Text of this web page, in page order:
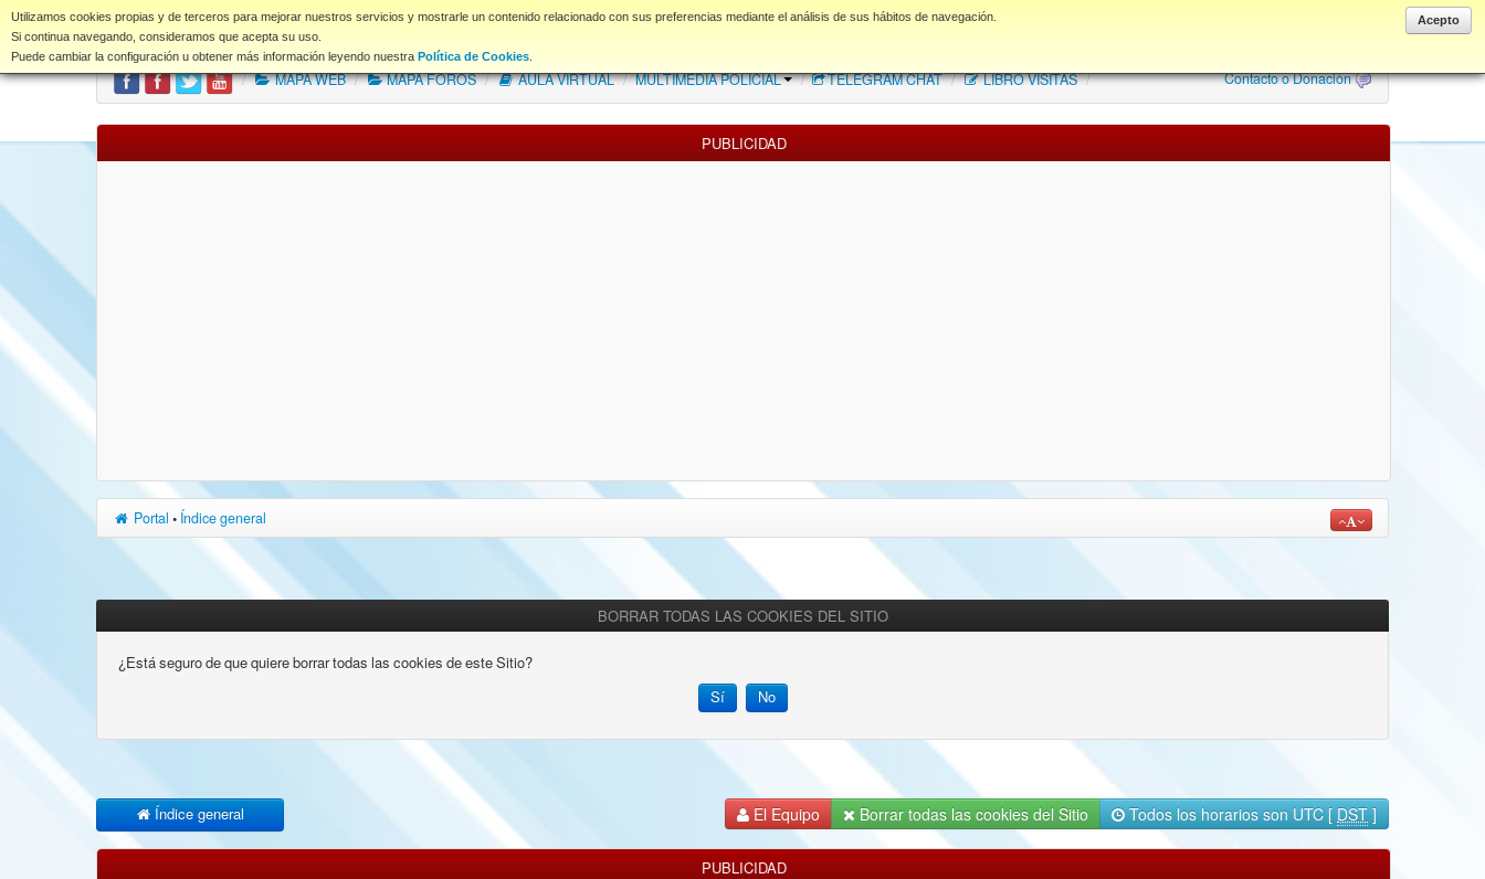
Acepto
Utilizamos cookies propias y de terceros para mejorar nuestros servicios y mostrarle un contenido relacionado con sus preferencias mediante el análisis de sus hábitos de navegación.
Si continua navegando, consideramos que acepta su uso.
Puede cambiar la configuración u obtener más información leyendo nuestra Política de Cookies
www.coet.es Portal Índice Foros FAQ NORMAS FORO Descargas
/ MAPA WEB / MAPA FOROS / AULA VIRTUAL / MULTIMEDIA POLICIAL / TELEGRAM CHAT / LIBRO VISITAS / Contacto o Donación
PUBLICIDAD
Portal • Índice general
BORRAR TODAS LAS COOKIES DEL SITIO
¿Está seguro de que quiere borrar todas las cookies de este Sitio?
Índice general El Equipo Borrar todas las cookies del Sitio Todos los horarios son UTC [ DST ]
PUBLICIDAD